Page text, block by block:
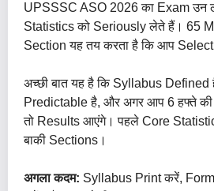
UPSSSC ASO 2026 का Exam उन
Statistics को Seriously लेते हैं। 65
Section यह तय करता है कि आप Select
अच्छी बात यह है कि Syllabus Defined
Predictable है, और अगर आप 6 हफ्ते की
तो Results आएंगे। पहले Core
बाकी Sections।
अगला कदम: Syllabus Print करें,